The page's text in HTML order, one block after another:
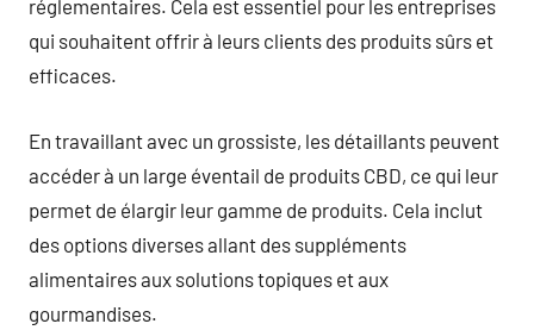
réglementaires. Cela est essentiel pour les entreprises
qui souhaitent offrir à leurs clients des produits sûrs et
efficaces.
En travaillant avec un grossiste, les détaillants peuvent
accéder à un large éventail de produits CBD, ce qui leur
permet de élargir leur gamme de produits. Cela inclut
des options diverses allant des suppléments
alimentaires aux solutions topiques et aux
gourmandises.